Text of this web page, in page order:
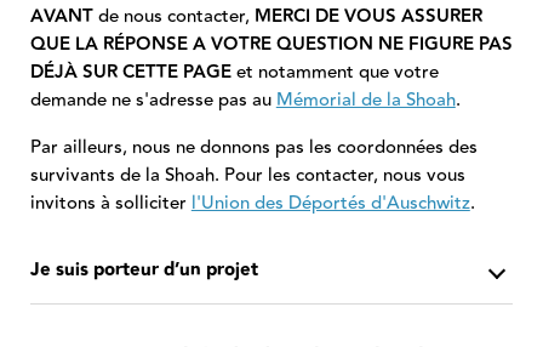
AVANTde nous contacter, MERCI DE VOUS ASSURER
QUE LA RÉPONSE A VOTRE QUESTION NE FIGURE PAS
DÉJÀ SUR CETTE PAGEet notamment que votre
demande ne s'adresse pas auMémorial de la Shoah.
Par ailleurs, nous ne donnons pas les coordonnées des
survivants de la Shoah. Pour les contacter, nous vous
invitons à solliciterl'Union des Déportés d'Auschwitz.
Je suis porteur d’un projet